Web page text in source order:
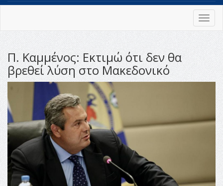
Π. Καμμένος: Εκτιμώ ότι δεν θα
βρεθεί λύση στο Μακεδονικό